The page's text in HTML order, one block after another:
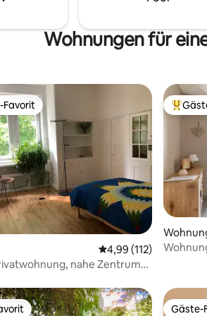
Wohnungen für
4,86 von 5, 576 Bewertungen
Favorit.
Favorit
Durchschnittliche
4,99 (112)
nahe Zentrum
Gäste-